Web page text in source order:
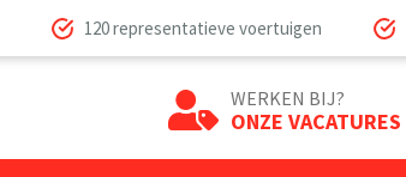
120 representatieve voertuigen
WERKEN BIJ?
ONZE VACATURES